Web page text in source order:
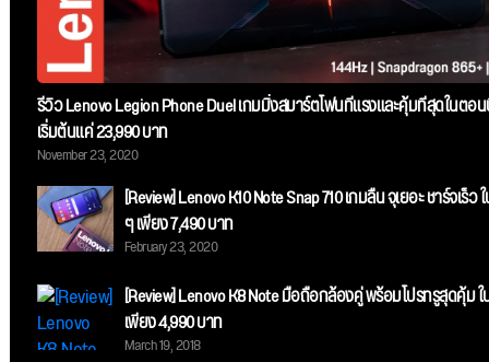
รีวิว Lenovo Legion Phone Duel เกมมิ่งสมาร์ตโฟนที่แรงและคุ้มที่สุดในตอ
เริ่มต้นแค่ 23,990 บาท
November 23, 2020
[Review] Lenovo K10 Note Snap 710 เกมลื่น จุเยอะ ชาร์จเร็ว
ๆ เพียง 7,490 บาท
February 23, 2020
[Review] Lenovo K8 Note มือถือกล้องคู่ พร้อมโปรทรูสุดคุ้ม
เพียง 4,990 บาท
March 19, 2018